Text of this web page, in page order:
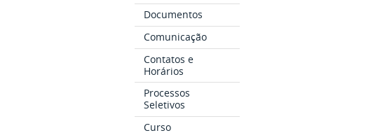
Documentos
Comunicação
Contatos e
Horários
Processos
Seletivos
Curso